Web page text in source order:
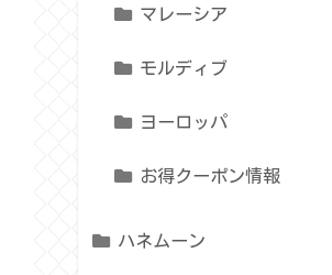
マレーシア
モルディブ
ヨーロッパ
お得クーポン情報
ハネムーン